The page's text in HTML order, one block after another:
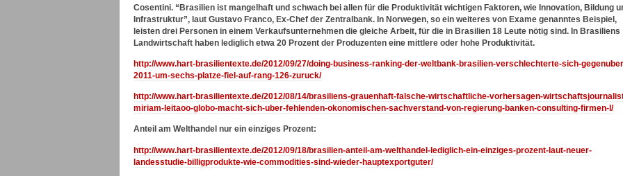
Cosentini. “Brasilien ist mangelhaft und schwach bei allen für die Produktivität wichtigen Faktoren, wie Innovation, Bildung
Infrastruktur”, laut Gustavo Franco, Ex-Chef der Zentralbank. In Norwegen, so ein weiteres von Exame genanntes Beispiel,
leisten drei Personen in einem Verkaufsunternehmen die gleiche Arbeit, für die in Brasilien 18 Leute nötig sind. In Brasiliens
Landwirtschaft haben lediglich etwa 20 Prozent der Produzenten eine mittlere oder hohe Produktivität.
http://www.hart-brasilientexte.de/2012/09/27/doing-business-ranking-der-weltbank-brasilien-verschlechterte-sich-
2011-um-sechs-platze-fiel-auf-rang-126-zuruck/
http://www.hart-brasilientexte.de/2012/08/14/brasiliens-grauenhaft-falsche-wirtschaftliche-vorhersagen-
miriam-leitaoo-globo-macht-sich-uber-fehlenden-okonomischen-sachverstand-von-regierung-banken-consulting-firmen-l/
Anteil am Welthandel nur ein einziges Prozent:
http://www.hart-brasilientexte.de/2012/09/18/brasilien-anteil-am-welthandel-lediglich-ein-einziges-prozent-laut-neuer-
landesstudie-billigprodukte-wie-commodities-sind-wieder-hauptexportguter/